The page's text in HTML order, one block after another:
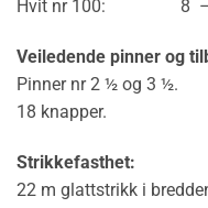
Hvit nr 100: 8 – 9
Veiledende pinner og
Pinner nr 2 ½ og 3 ½.
18 knapper.
Strikkefasthet:
22 m glattstrikk i